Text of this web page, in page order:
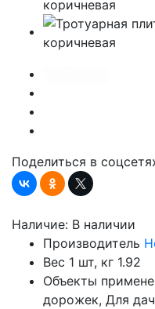
Поделиться в
Наличие: В наличии
Производитель
Вес 1 шт, кг 1.92
Объекты
дорожек, Для